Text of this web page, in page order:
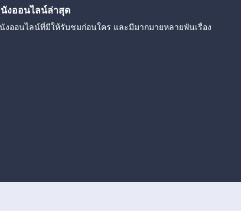
งออนไลน์ล่าสุด
งออนไลน์ที่มีให้รับชมก่อนใคร และมีมากมายหลายพันเรื่อง